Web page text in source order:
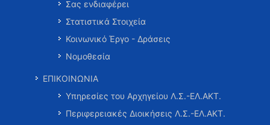
Σας ενδιαφέρει
Στατιστικά Στοιχεία
Κοινωνικό Έργο - Δράσεις
Νομοθεσία
ΕΠΙΚΟΙΝΩΝΙΑ
Υπηρεσίες του Αρχηγείου Λ.Σ.-ΕΛ.ΑΚΤ.
Περιφερειακές Διοικήσεις Λ.Σ.-ΕΛ.ΑΚΤ.